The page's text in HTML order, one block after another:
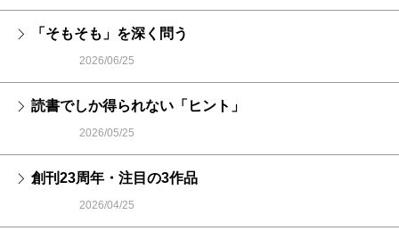
「そもそも」を深く問う
2026/06/25
読書でしか得られない「ヒント」
2026/05/25
創刊23周年・注目の3作品
2026/04/25